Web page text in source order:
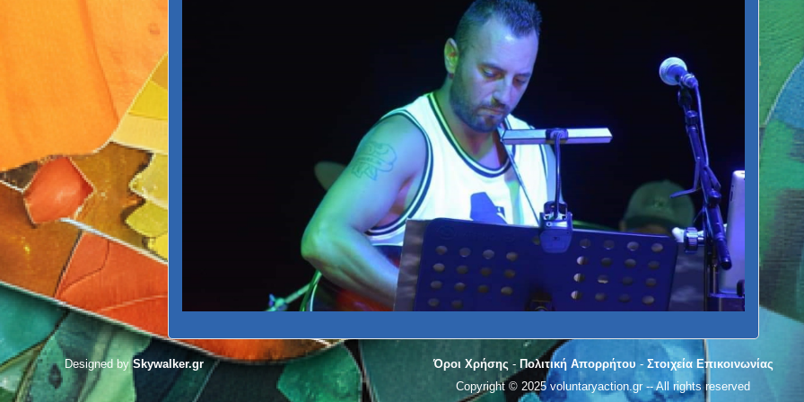
Designed by Skywalker.gr Όροι Χρήσης - Πολιτική Απορρήτου - Στοιχεία Επικοινωνίας
Copyright © 2025 voluntaryaction.gr -- All rights reserved